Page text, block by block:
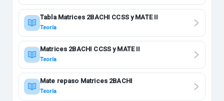
Tabla Matrices 2BACHI CCSS y MATE II
Teoría
Matrices 2BACHI CCSS y MATE II
Teoría
Mate repaso Matrices 2BACHI
Teoría